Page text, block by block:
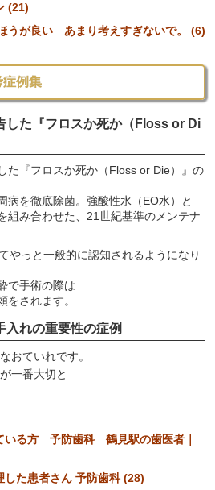
(21)
うが良い あまり考えすぎないで。 (6)
症例集
した『フロスか死か（Floss or Di
た『フロスか死か（Floss or Die）』の
病を徹底除菌。強酸性水（EO水）と
組み合わせた、21世紀基準のメンテナ
やっと一般的に認知されるようになり
で手術の際は
をされます。
れの重要性の症例
おていれです。
一番大切と
いる方 予防歯科 鶴見駅の歯医者｜
した患者さん 予防歯科 (28)